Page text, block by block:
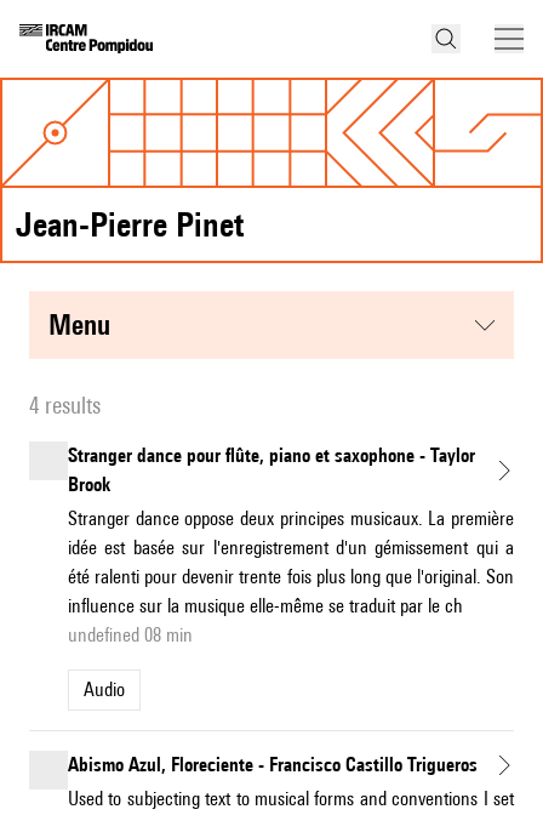
Jean-Pierre Pinet
menu
4 results
Stranger dance pour flûte, piano et saxophone - Taylor
Brook
Stranger dance oppose deux principes musicaux. La première
idée est basée sur l'enregistrement d'un gémissement qui a
été ralenti pour devenir trente fois plus long que l'original. Son
influence sur la musique elle-même se traduit par le ch
undefined 08 min
Audio
Abismo Azul, Floreciente - Francisco Castillo Trigueros
Used to subjecting text to musical forms and conventions I set